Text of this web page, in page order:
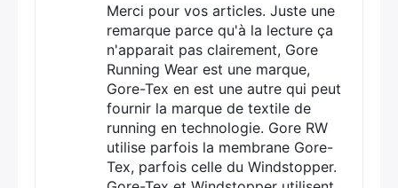
Merci pour vos articles. Juste une
remarque parce qu'à la lecture ça
n'apparait pas clairement, Gore
Running Wear est une marque,
Gore-Tex en est une autre qui peut
fournir la marque de textile de
running en technologie. Gore RW
utilise parfois la membrane Gore-
Tex, parfois celle du Windstopper.